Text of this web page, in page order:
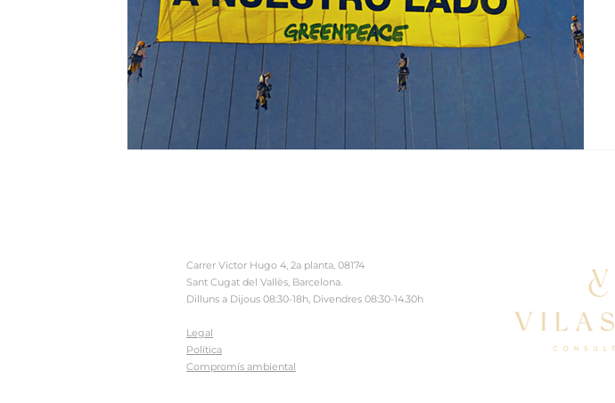
Carrer Victor Hugo 4, 2a planta, 08174
Sant Cugat del Vallès, Barcelona.
Dilluns a Dijous 08:30-18h, Divendres 08:30-14.30h
Legal
Política
Compromís ambiental